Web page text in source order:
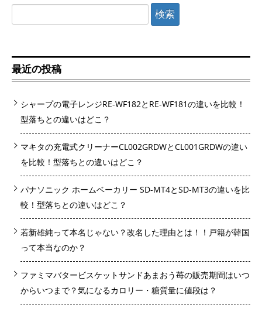
索:
最近の投稿
シャープの電子レンジRE-WF182とRE-WF181の違いを比較！
型落ちとの違いはどこ？
マキタの充電式クリーナーCL002GRDWとCL001GRDWの違い
を比較！型落ちとの違いはどこ？
パナソニック ホームベーカリー SD-MT4とSD-MT3の違いを比
較！型落ちとの違いはどこ？
若新雄純って本名じゃない？改名した理由とは！！戸籍が韓国
って本当なのか？
ファミマバタービスケットサンドあまおう苺の販売期間はいつ
からいつまで？気になるカロリー・糖質量に値段は？